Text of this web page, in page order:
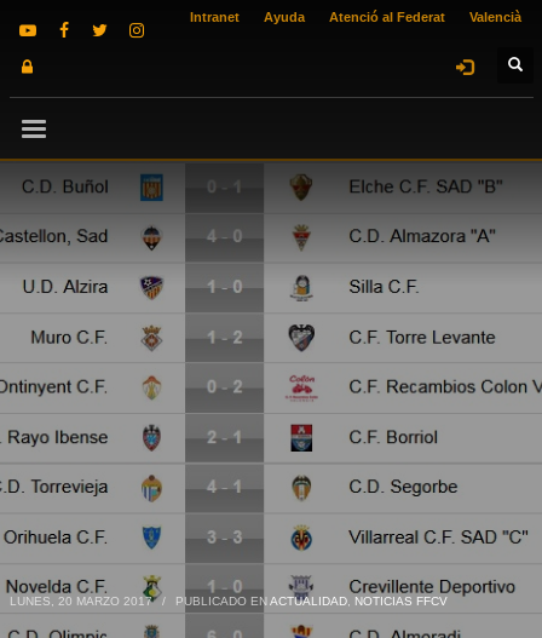
Intranet Ayuda Atenció al Federat Valencià
LUNES, 20 MARZO 2017 / PUBLICADO ENACTUALIDAD, NOTICIAS FFCV